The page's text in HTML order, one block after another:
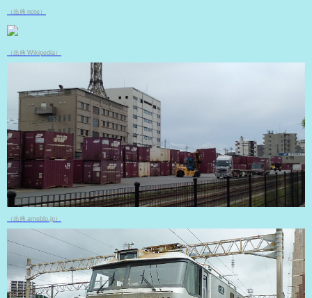
（出典 note）
（出典 Wikipedia）
（出典 ameblo.jp）